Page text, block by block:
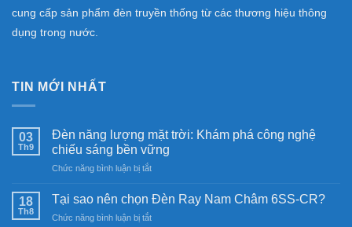
cung cấp sản phẩm đèn truyền thống từ các thương hiệu thông
dụng trong nước.
TIN MỚI NHẤT
03
Th9
Đèn năng lượng mặt trời: Khám phá công nghệ
chiếu sáng bền vững
Chức năng bình luận bị tắtở
năng
mặt
18
Th8
Tại sao nên chọn Đèn Ray Nam Châm 6SS-CR?
Chức năng bình luận bị tắtở